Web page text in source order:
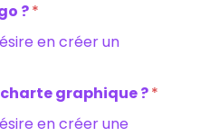
?*
en créer un
graphique ?*
en créer une